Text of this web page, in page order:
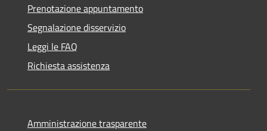
Prenotazione appuntamento
Segnalazione disservizio
Leggi le FAQ
Richiesta assistenza
Amministrazione trasparente